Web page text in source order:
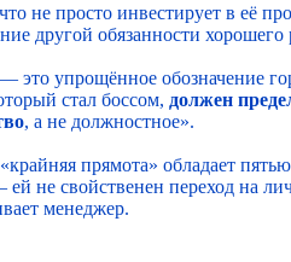
не просто инвестирует в её
другой обязанности
это упрощённое обозначение
стал боссом, должен
, а не должностное».
прямота» обладает
не свойственен переход на
менеджер.